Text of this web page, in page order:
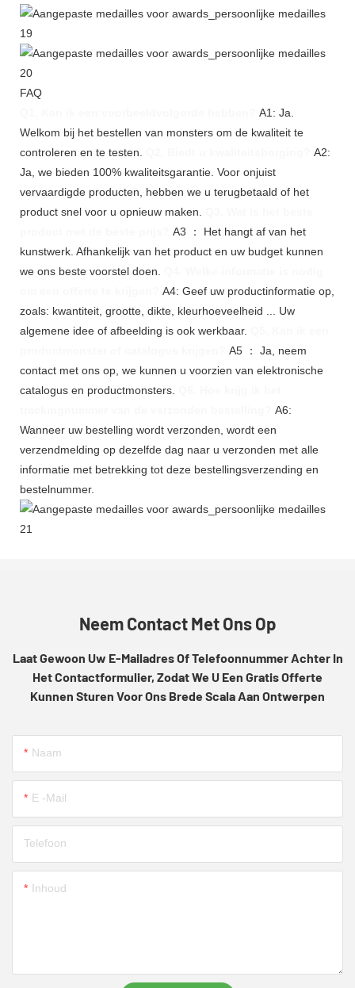
FAQ
A1: Ja.
Welkom bij het bestellen van monsters om de kwaliteit te
controleren en te testen.
A2:
Ja, we bieden 100% kwaliteitsgarantie. Voor onjuist
vervaardigde producten, hebben we u terugbetaald of het
product snel voor u opnieuw maken.
A3 ： Het hangt af van het
kunstwerk. Afhankelijk van het product en uw budget kunnen
we ons beste voorstel doen.
A4: Geef uw productinformatie op,
zoals: kwantiteit, grootte, dikte, kleurhoeveelheid ... Uw
algemene idee of afbeelding is ook werkbaar.
A5 ： Ja, neem
contact met ons op, we kunnen u voorzien van elektronische
catalogus en productmonsters.
A6:
Wanneer uw bestelling wordt verzonden, wordt een
verzendmelding op dezelfde dag naar u verzonden met alle
informatie met betrekking tot deze bestellingsverzending en
bestelnummer.
Neem Contact Met Ons Op
Laat Gewoon Uw E-Mailadres Of Telefoonnummer Achter In
Het Contactformulier, Zodat We U Een Gratis Offerte
Kunnen Sturen Voor Ons Brede Scala Aan Ontwerpen
Naam
E -mail
Telefoon
Inhoud